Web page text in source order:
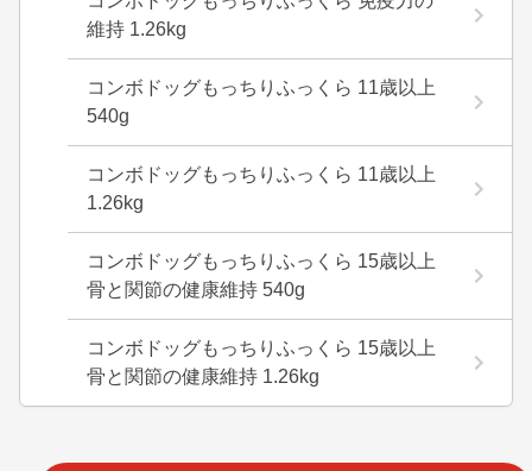
維持 1.26kg
コンボドッグもっちりふっくら 11歳以上
540g
コンボドッグもっちりふっくら 11歳以上
1.26kg
コンボドッグもっちりふっくら 15歳以上
骨と関節の健康維持 540g
コンボドッグもっちりふっくら 15歳以上
骨と関節の健康維持 1.26kg